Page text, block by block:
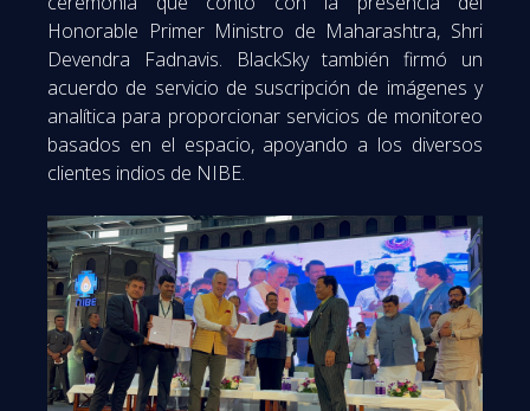
Honorable Primer Ministro de Maharashtra, Shri
Devendra Fadnavis. BlackSky también firmó un
acuerdo de servicio de suscripción de imágenes y
analítica para proporcionar servicios de monitoreo
basados en el espacio, apoyando a los diversos
clientes indios de NIBE.